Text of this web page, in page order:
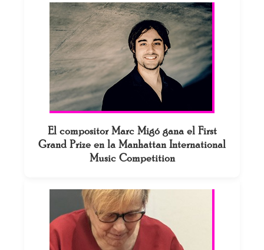
El compositor Marc Migó gana el First
Grand Prize en la Manhattan International
Music Competition